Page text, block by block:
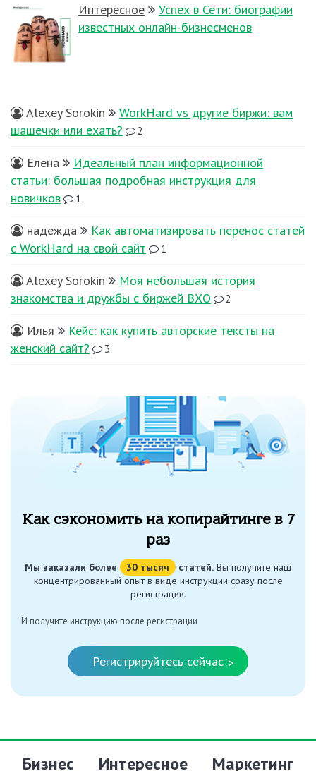
Интересное
Успех в Сети: биографии
известных онлайн-бизнесменов
Alexey Sorokin
WorkHard vs другие биржи: вам
шашечки или ехать?
2
Елена
Идеальный план информационной
статьи: большая подробная инструкция для
новичков
1
надежда
Как автоматизировать перенос статей
с WorkHard на свой сайт
1
Alexey Sorokin
Моя небольшая история
знакомства и дружбы с биржей ВХО
2
Илья
Кейс: как купить авторские тексты на
женский сайт?
3
Как сэкономить на копирайтинге в 7
раз
Мы заказали более 30 тысяч статей. Вы получите наш
концентрированный опыт в виде инструкции сразу после
регистрации.
И получите инструкцию после регистрации
Регистрируйтесь сейчас >
Бизнес Интересное Маркетинг